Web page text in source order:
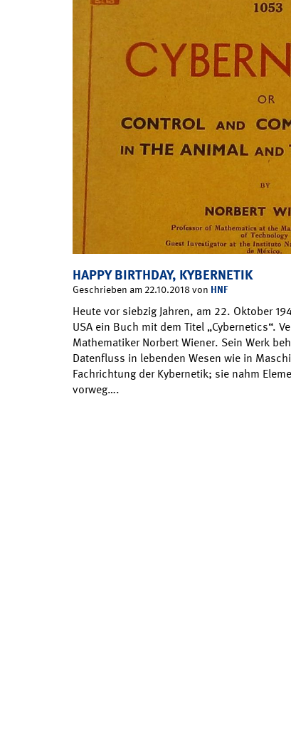
HAPPY BIRTHDAY, KYBERNETIK
Geschrieben am 22.10.2018 von HNF
Heute vor siebzig Jahren, am 22. Oktober
USA ein Buch mit dem Titel „Cybernetics“.
Mathematiker Norbert Wiener. Sein Werk
Datenfluss in lebenden Wesen wie in
Fachrichtung der Kybernetik; sie nahm
vorweg….